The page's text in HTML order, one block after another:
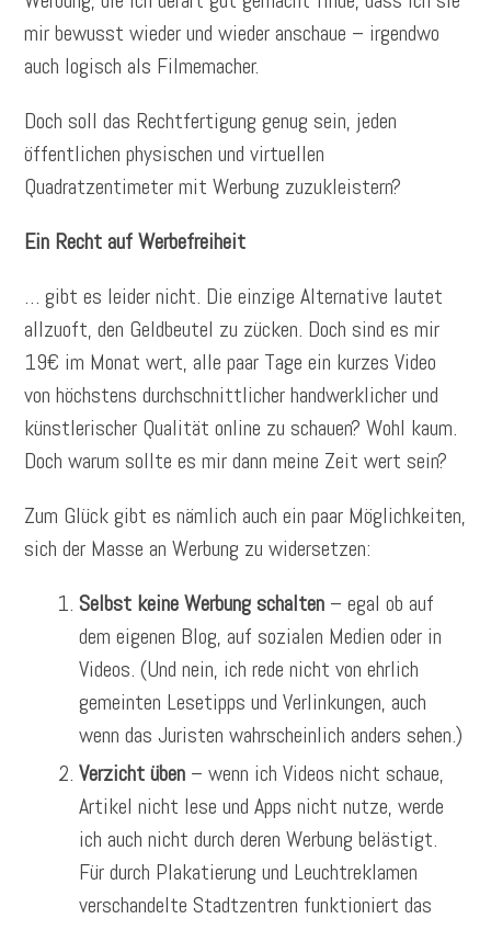
mir bewusst wieder und wieder anschaue – irgendwo
auch logisch als Filmemacher.
Doch soll das Rechtfertigung genug sein, jeden
öffentlichen physischen und virtuellen
Quadratzentimeter mit Werbung zuzukleistern?
Ein Recht auf Werbefreiheit
… gibt es leider nicht. Die einzige Alternative lautet
allzuoft, den Geldbeutel zu zücken. Doch sind es mir
19€ im Monat wert, alle paar Tage ein kurzes Video
von höchstens durchschnittlicher handwerklicher und
künstlerischer Qualität online zu schauen? Wohl kaum.
Doch warum sollte es mir dann meine Zeit wert sein?
Zum Glück gibt es nämlich auch ein paar Möglichkeiten,
sich der Masse an Werbung zu widersetzen:
Selbst keine Werbung schalten – egal ob auf
dem eigenen Blog, auf sozialen Medien oder in
Videos. (Und nein, ich rede nicht von ehrlich
gemeinten Lesetipps und Verlinkungen, auch
wenn das Juristen wahrscheinlich anders sehen.)
Verzicht üben – wenn ich Videos nicht schaue,
Artikel nicht lese und Apps nicht nutze, werde
ich auch nicht durch deren Werbung belästigt.
Für durch Plakatierung und Leuchtreklamen
verschandelte Stadtzentren funktioniert das